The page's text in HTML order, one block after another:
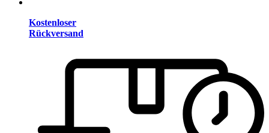
Kostenloser
Rückversand